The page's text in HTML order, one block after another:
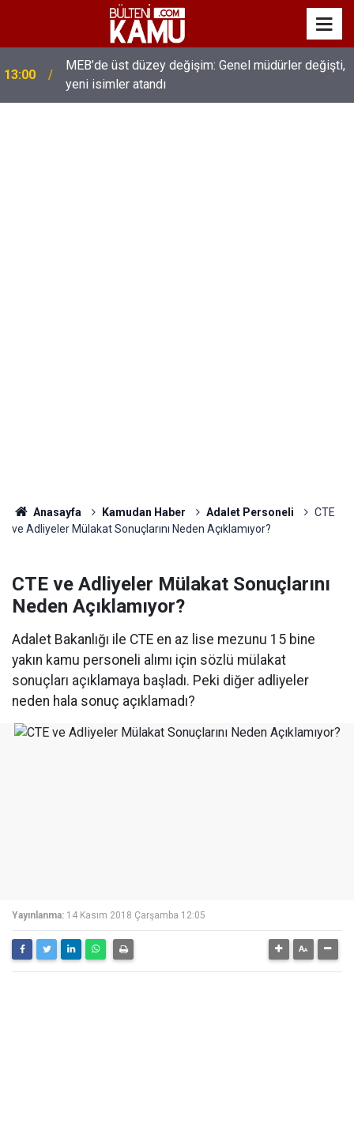
13:00
MEB’de üst düzey değişim: Genel müdürler değişti,
yeni isimler atandı
Anasayfa Kamudan Haber Adalet Personeli
CTE
ve Adliyeler Mülakat Sonuçlarını Neden Açıklamıyor?
CTE ve Adliyeler Mülakat Sonuçlarını
Neden Açıklamıyor?
Adalet Bakanlığı ile CTE en az lise mezunu 15 bine
yakın kamu personeli alımı için sözlü mülakat
sonuçları açıklamaya başladı. Peki diğer adliyeler
neden hala sonuç açıklamadı?
Yayınlanma: 14 Kasım 2018 Çarşamba 12:05